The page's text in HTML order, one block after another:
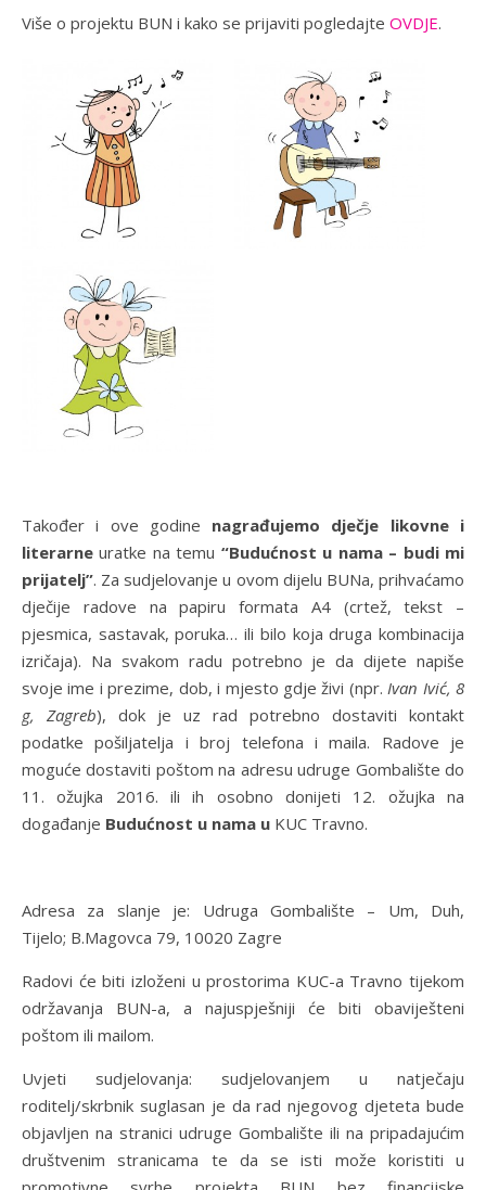
Više o projektu BUN i kako se prijaviti pogledajte OVDJE.
Također i ove godine nagrađujemo dječje likovne i
literarne uratke na temu “Budućnost u nama – budi mi
prijatelj”. Za sudjelovanje u ovom dijelu BUNa, prihvaćamo
dječije radove na papiru formata A4 (crtež, tekst –
pjesmica, sastavak, poruka… ili bilo koja druga kombinacija
izričaja). Na svakom radu potrebno je da dijete napiše
svoje ime i prezime, dob, i mjesto gdje živi (npr. Ivan Ivić, 8
g, Zagreb), dok je uz rad potrebno dostaviti kontakt
podatke pošiljatelja i broj telefona i maila. Radove je
moguće dostaviti poštom na adresu udruge Gombalište do
11. ožujka 2016. ili ih osobno donijeti 12. ožujka na
događanje Budućnost u nama u KUC Travno.
Adresa za slanje je: Udruga Gombalište – Um, Duh,
Tijelo; B.Magovca 79, 10020 Zagre
Radovi će biti izloženi u prostorima KUC-a Travno tijekom
održavanja BUN-a, a najuspješniji će biti obaviješteni
poštom ili mailom.
Uvjeti sudjelovanja: sudjelovanjem u natječaju
roditelj/skrbnik suglasan je da rad njegovog djeteta bude
objavljen na stranici udruge Gombalište ili na pripadajućim
društvenim stranicama te da se isti može koristiti u